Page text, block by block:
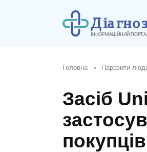
Головна » Паразити
Засіб